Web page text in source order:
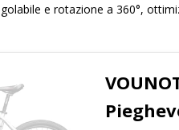
e rotazione a 360°,